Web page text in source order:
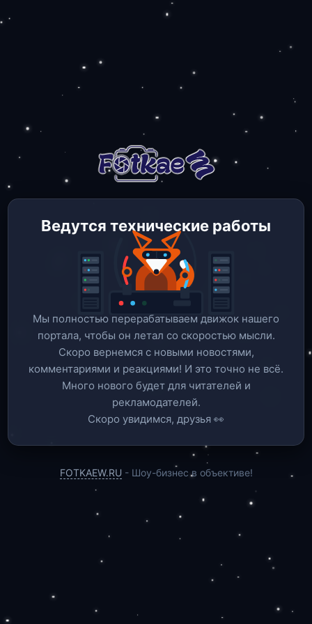
Ведутся технические работы
Мы полностью перерабатываем движок нашего
портала, чтобы он летал со скоростью мысли.
Скоро вернемся c новыми новостями,
комментариями и реакциями! И это точно не всё.
Много нового будет для читателей и
рекламодателей.
Скоро увидимся, друзья 👀
FOTKAEW.RU - Шоу-бизнес в объективе!